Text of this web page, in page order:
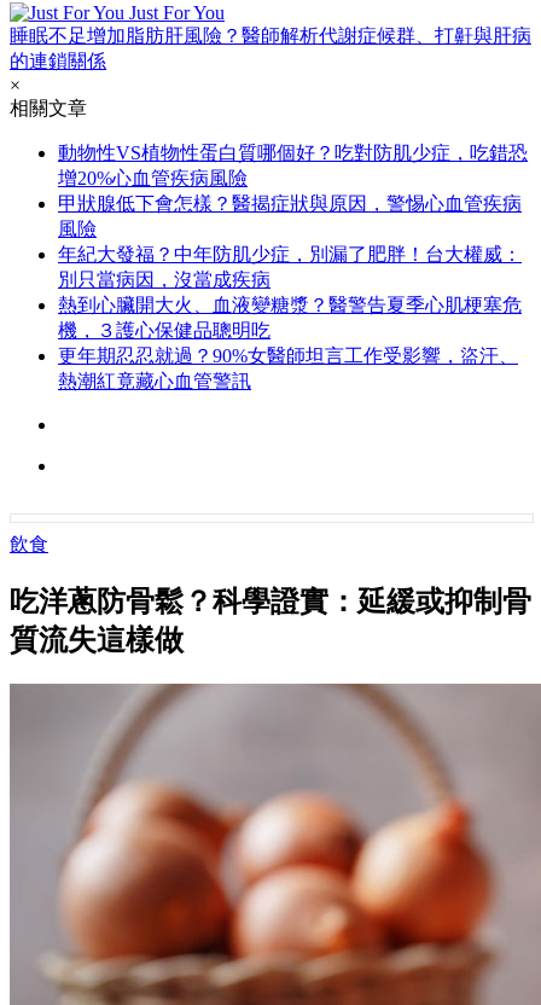
Just For You
睡眠不足增加脂肪肝風險？醫師解析代謝症候群、打鼾與肝病
的連鎖關係
×
相關文章
動物性VS植物性蛋白質哪個好？吃對防肌少症，吃錯恐
增20%心血管疾病風險
甲狀腺低下會怎樣？醫揭症狀與原因，警惕心血管疾病
風險
年紀大發福？中年防肌少症，別漏了肥胖！台大權威：
別只當病因，沒當成疾病
熱到心臟開大火、血液變糖漿？醫警告夏季心肌梗塞危
機，３護心保健品聰明吃
更年期忍忍就過？90%女醫師坦言工作受影響，盜汗、
熱潮紅竟藏心血管警訊
飲食
吃洋蔥防骨鬆？科學證實：延緩或抑制骨
質流失這樣做